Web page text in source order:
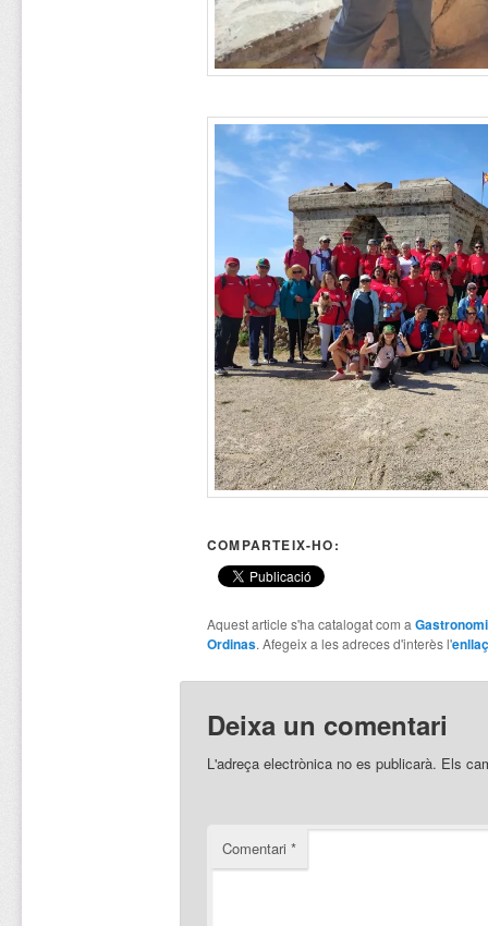
COMPARTEIX-HO:
Aquest article s'ha catalogat com a
Ordinas. Afegeix a les adreces d'interès l'enllaç
Deixa un comentari
L'adreça electrònica no es publicarà. Els
Comentari *